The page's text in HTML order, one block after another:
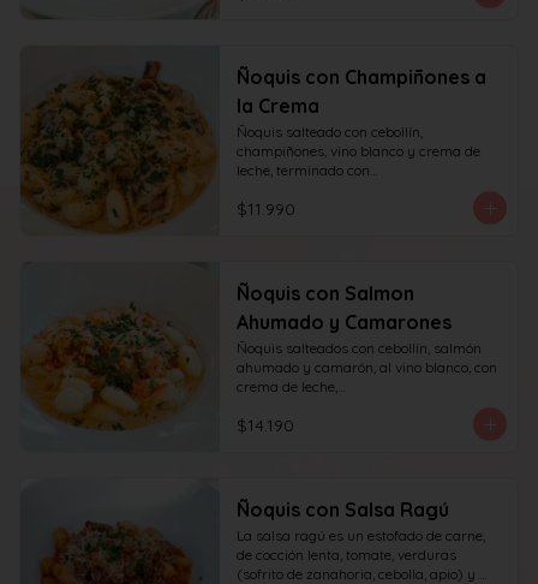
Ñoquis con Champiñones a
la Crema
Ñoquis salteado con cebollín,
champiñones, vino blanco y crema de
leche, terminado con
$11.990
Ñoquis con Salmon
Ahumado y Camarones
Ñoquis salteados con cebollín, salmón
ahumado y camarón, al vino blanco, con
crema de leche,
$14.190
Ñoquis con Salsa Ragú
La salsa ragú es un estofado de carne,
de cocción lenta, tomate, verduras
(sofrito de zanahoria, cebolla, apio) y